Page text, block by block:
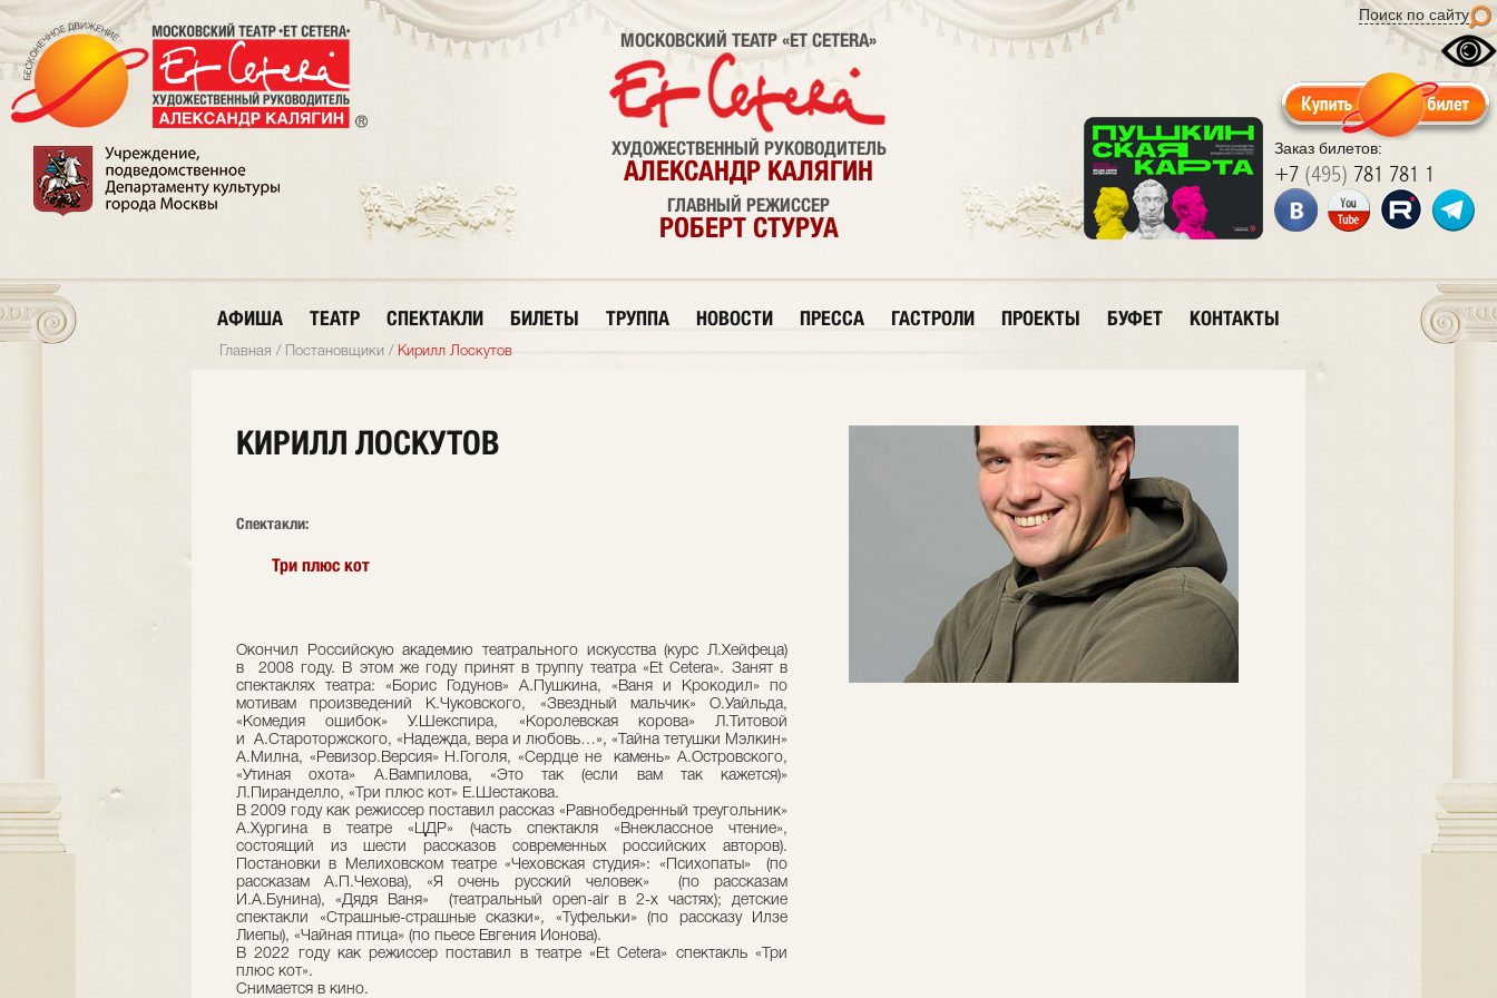
Поиск по сайту
Заказ билетов:
+7 (495) 781 781 1
МОСКОВСКИЙ ТЕАТР «ET CETERA»
ХУДОЖЕСТВЕННЫЙ РУКОВОДИТЕЛЬ
АЛЕКСАНДР КАЛЯГИН
ГЛАВНЫЙ РЕЖИССЕР
РОБЕРТ СТУРУА
АФИША ТЕАТР СПЕКТАКЛИ БИЛЕТЫ ТРУППА НОВОСТИ ПРЕССА ГАСТРОЛИ ПРОЕКТЫ БУФЕТ КОНТАКТЫ
Главная / Постановщики / Кирилл Лоскутов
КИРИЛЛ ЛОСКУТОВ
Cпектакли:
Три плюс кот
Окончил Российскую академию театрального искусства (курс Л.Хейфеца)
в 2008 году. В этом же году принят в труппу театра «Et Cetera». Занят в
спектаклях театра: «Борис Годунов» А.Пушкина, «Ваня и Крокодил» по
мотивам произведений К.Чуковского, «Звездный мальчик» О.Уайльда,
«Комедия ошибок» У.Шекспира, «Королевская корова» Л.Титовой
и А.Староторжского, «Надежда, вера и любовь…», «Тайна тетушки Мэлкин»
А.Милна, «Ревизор.Версия» Н.Гоголя, «Сердце не камень» А.Островского,
«Утиная охота» А.Вампилова, «Это так (если вам так кажется)»
Л.Пиранделло, «Три плюс кот» Е.Шестакова.
В 2009 году как режиссер поставил рассказ «Равнобедренный треугольник»
А.Хургина в театре «ЦДР» (часть спектакля «Внеклассное чтение»,
состоящий из шести рассказов современных российских авторов).
Постановки в Мелиховском театре «Чеховская студия»: «Психопаты» (по
рассказам А.П.Чехова), «Я очень русский человек» (по рассказам
И.А.Бунина), «Дядя Ваня» (театральный open-air в 2-х частях); детские
спектакли «Страшные-страшные сказки», «Туфельки» (по рассказу Илзе
Лиепы), «Чайная птица» (по пьесе Евгения Ионова).
В 2022 году как режиссер поставил в театре «Et Cetera» спектакль «Три
плюс кот».
Снимается в кино.